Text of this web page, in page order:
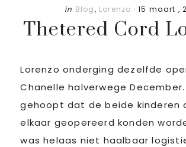
in Blog, Lorenzo · 15 maart ,
Thetered Cord
Lorenzo onderging dezelfde
Chanelle halverwege
gehoopt dat de beide kinderen
elkaar geopereerd konden
was helaas niet haalbaar